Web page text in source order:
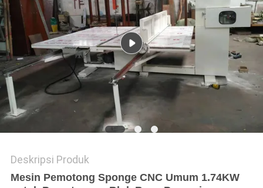
Deskripsi Produk
Mesin Pemotong Sponge CNC Umum 1.74KW